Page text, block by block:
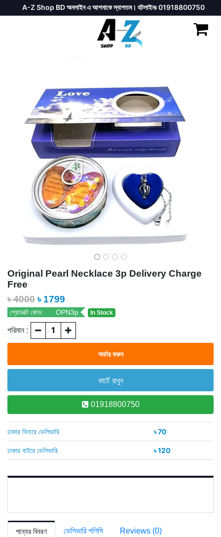
A-Z Shop BD অনলাইন এ আপনাকে স্বাগতম। হটলাইনঃ 01918800750
Previous
Original Pearl Necklace 3p Delivery Charge
Free
৳ 4000 ৳ 1799
প্রোডাক্ট কোড: OPN3p In Stock
পরিমান :
01918800750
ঢাকার ভিতরে ডেলিভারি ৳ 70
ঢাকার বাইরে ডেলিভারি ৳ 120
পন্যের বিবরণ ডেলিভারি পলিসি Reviews (0)